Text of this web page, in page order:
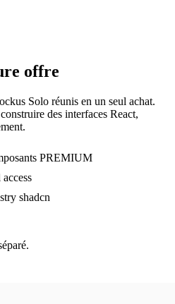
offre
Solo réunis en un seul achat.
des interfaces React,
PREMIUM
shadcn